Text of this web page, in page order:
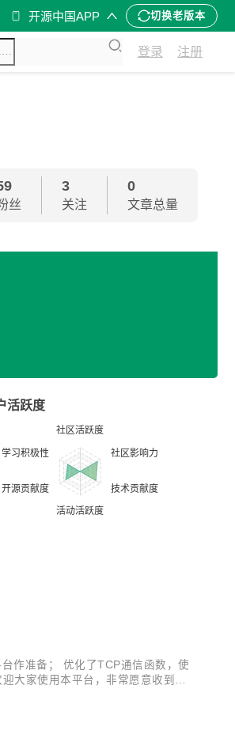
开源中国APP 切换老版本
登录 注册
丝
3
关注
0
文章总量
活跃度
作准备； 优化了TCP通信函数，使
大家使用本平台，非常愿意收到大